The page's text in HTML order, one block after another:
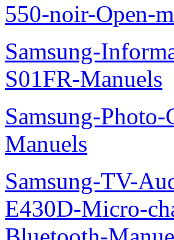
550-noir-Open-
Samsung-
S01FR-Manuels
Samsung-
Manuels
Samsung-TV-
E430D-Micro-